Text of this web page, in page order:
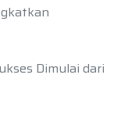
Dimulai dari